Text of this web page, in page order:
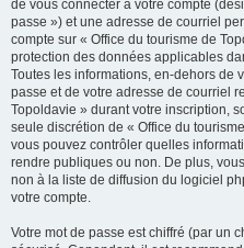
de vous connecter à votre compte
passe ») et une adresse de courriel
compte sur « Office du tourisme de
protection des données applicables
Toutes les informations, en-dehors de
passe et de votre adresse de courriel
Topoldavie » durant votre inscription,
seule discrétion de « Office du
vous pouvez contrôler quelles
rendre publiques ou non. De plus,
non à la liste de diffusion du logiciel
votre compte.
Votre mot de passe est chiffré (par un